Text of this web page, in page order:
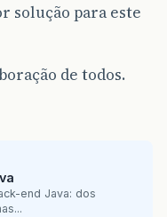
solução para este
de todos.
end Java: dos